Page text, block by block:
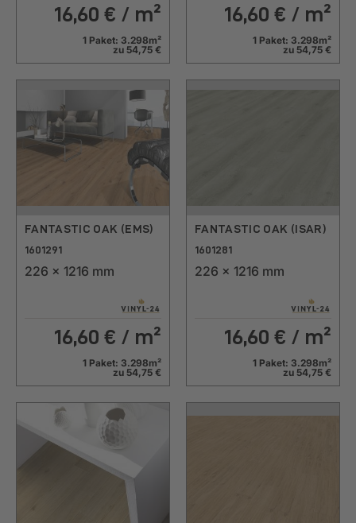
16,60 € / m²
1 Paket: 3.298m²
zu 54,75 €
16,60 € / m²
1 Paket: 3.298m²
zu 54,75 €
FANTASTIC OAK (EMS)
1601291
226 x 1216 mm
16,60 € / m²
1 Paket: 3.298m²
zu 54,75 €
FANTASTIC OAK (ISAR)
1601281
226 x 1216 mm
16,60 € / m²
1 Paket: 3.298m²
zu 54,75 €